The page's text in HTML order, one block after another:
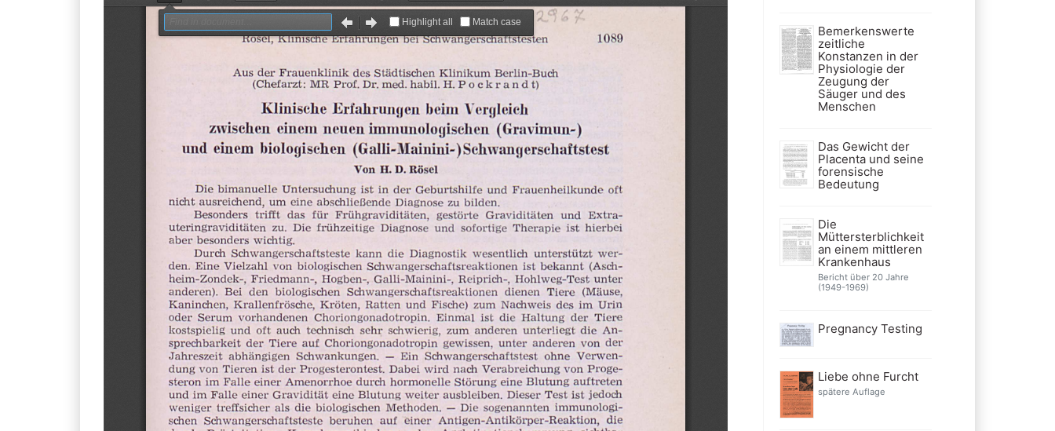
Bemerkenswerte
zeitliche
Konstanzen in der
Physiologie der
Zeugung der
Säuger und des
Menschen
Das Gewicht der
Placenta und seine
forensische
Bedeutung
Die
Müttersterblichkeit
an einem mittleren
Krankenhaus
Bericht über 20 Jahre
(1949-1969)
Pregnancy Testing
Liebe ohne Furcht
spätere Auflage